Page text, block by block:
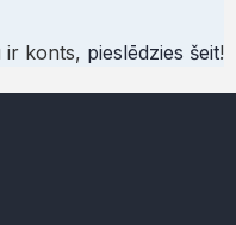
ir konts, pieslēdzies šeit!